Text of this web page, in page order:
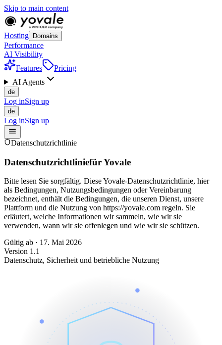
Skip to main content
Hosting Domains
Performance
AI Visibility
Features
Pricing
AI Agents
de
Log inSign up
de
Log inSign up
Datenschutzrichtlinie
Datenschutzrichtliniefür Yovale
Bitte lesen Sie sorgfältig. Diese Yovale-Datenschutzrichtlinie, hier
als Bedingungen, Nutzungsbedingungen oder Vereinbarung
bezeichnet, enthält die Bedingungen, die unseren Dienst, unsere
Plattform und die Nutzung von https://yovale.com regeln. Sie
erläutert, welche Informationen wir sammeln, wie wir sie
verwenden, wann wir sie offenlegen und wie wir sie schützen.
Gültig ab · 17. Mai 2026
Version 1.1
Datenschutz, Sicherheit und betriebliche Nutzung